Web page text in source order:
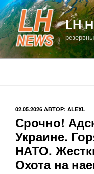
Перейти
к
содержимому
LH
ОПУБЛИКОВАНО
02.05.2026 АВТОР: ALEXL
Срочно!
Украине.
НАТО.
Охота на